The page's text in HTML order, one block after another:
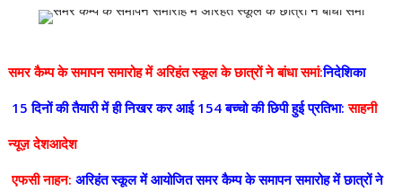
समर कैम्प के समापन समारोह में अरिहंत स्कूल के छात्रों ने बांधा समां:निदेशिका
15 दिनों की तैयारी में ही निखर कर आई 154 बच्चो की छिपी हुई प्रतिभा:साहनी
न्यूज़ देशआदेश
एफसी नाहन: अरिहंत स्कूल में आयोजित समर कैम्प के समापन समारोह में छात्रों ने